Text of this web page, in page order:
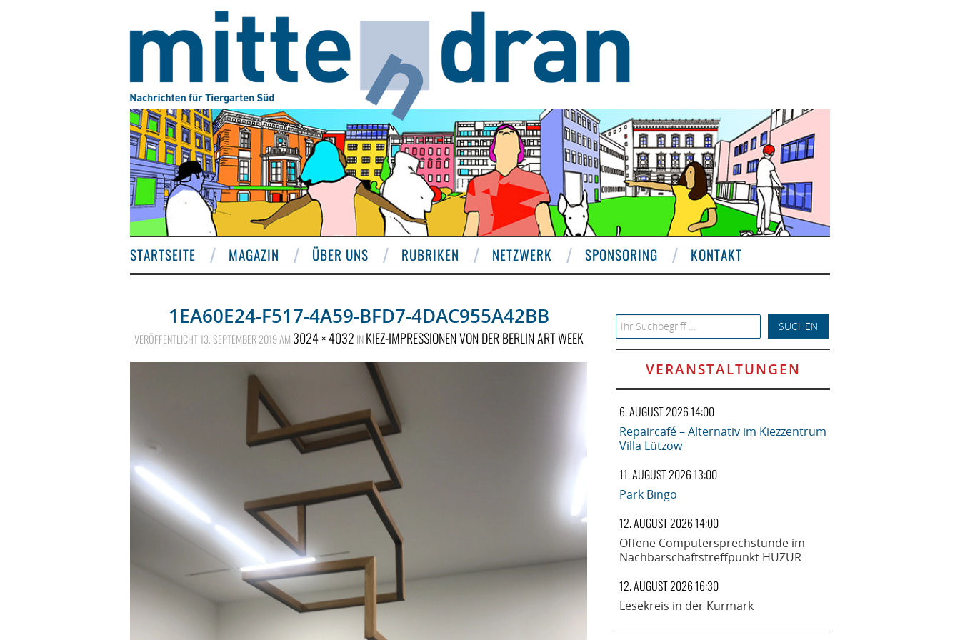
STARTSEITE MAGAZIN ÜBER UNS RUBRIKEN NETZWERK SPONSORING KONTAKT
1EA60E24-F517-4A59-BFD7-4DAC955A42BB
VERÖFFENTLICHT13. SEPTEMBER 2019AM3024 × 4032 INKIEZ-IMPRESSIONEN VON DER BERLIN ART WEEK
Search for:
VERANSTALTUNGEN
6. AUGUST 2026 14:00
Repaircafé – Alternativ im Kiezzentrum
Villa Lützow
11. AUGUST 2026 13:00
Park Bingo
12. AUGUST 2026 14:00
Offene Computersprechstunde im
Nachbarschaftstreffpunkt HUZUR
12. AUGUST 2026 16:30
Lesekreis in der Kurmark